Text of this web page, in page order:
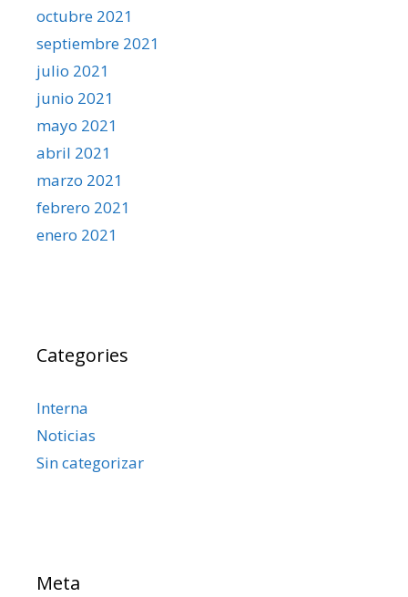
octubre 2021
septiembre 2021
julio 2021
junio 2021
mayo 2021
abril 2021
marzo 2021
febrero 2021
enero 2021
Categories
Interna
Noticias
Sin categorizar
Meta